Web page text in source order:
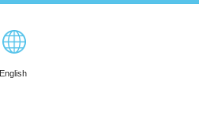
English